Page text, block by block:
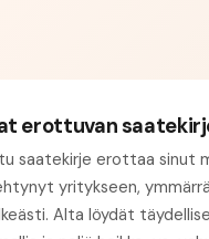
erottuvan
saatekirje erottaa sinut
yritykseen,
Alta löydät